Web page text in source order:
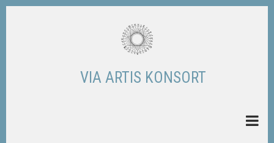
Skip
VIA ARTIS KONSORT